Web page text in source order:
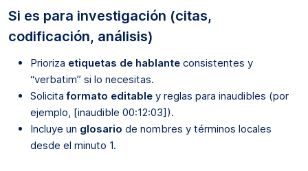
Si es para investigación (citas,
codificación, análisis)
Prioriza etiquetas de hablante consistentes y
“verbatim” si lo necesitas.
Solicitaformato editable y reglas para inaudibles (por
ejemplo, [inaudible 00:12:03]).
Incluye un glosario de nombres y términos locales
desde el minuto 1.